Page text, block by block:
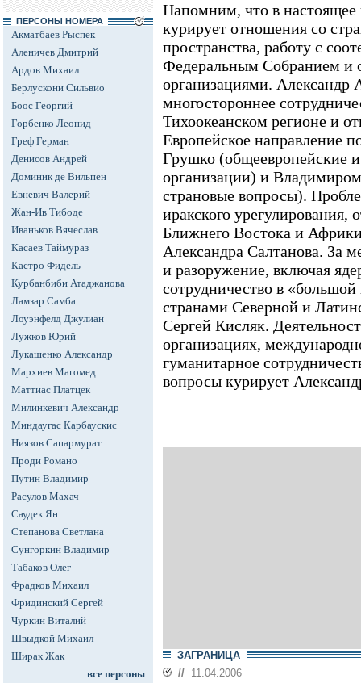
ПЕРСОНЫ НОМЕРА
Акматбаев Рыспек
Аленичев Дмитрий
Ардов Михаил
Берлускони Сильвио
Боос Георгий
Горбенко Леонид
Греф Герман
Денисов Андрей
Доминик де Вильпен
Евневич Валерий
Жан-Ив Тибоде
Иваньков Вячеслав
Касаев Таймураз
Кастро Фидель
Курбанбиби Атаджанова
Ламзар Самба
Лоуэнфелд Джулиан
Лужков Юрий
Лукашенко Александр
Мархиев Магомед
Маттиас Платцек
Милинкевич Александр
Миндаугас Карбаускис
Ниязов Сапармурат
Проди Романо
Путин Владимир
Расулов Махач
Саудек Ян
Степанова Светлана
Сунгоркин Владимир
Табаков Олег
Фрадков Михаил
Фридинский Сергей
Чуркин Виталий
Швыдкой Михаил
Ширак Жак
все персоны
Напомним, что в настоящее
курирует отношения со
пространства, работу с
Федеральным Собранием и
организациями. Александр
многостороннее
Тихоокеанском регионе и
Европейское направление
Грушко (общеевропейские и
организации) и
страновые вопросы).
иракского урегулирования,
Ближнего Востока и
Александра Салтанова. За
и разоружение, включая
сотрудничество в
странами Северной и
Сергей Кисляк.
организациях,
гуманитарное
вопросы курирует
ЗАГРАНИЦА
// 11.04.2006